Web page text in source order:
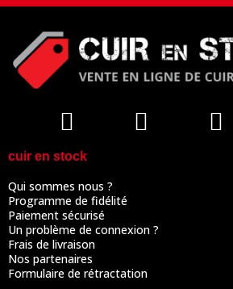
cuir en stock
Qui sommes nous ?
Programme de fidélité
Paiement sécurisé
Un problème de connexion ?
Frais de livraison
Nos partenaires
Formulaire de rétractation